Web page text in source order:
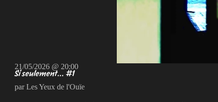
21/05/2026 @ 20:00
Si seulement… #1
par Les Yeux de l'Ouïe